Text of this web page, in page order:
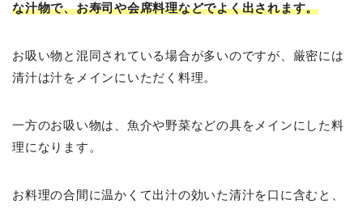
な汁物で、お寿司や会席料理などでよく出されます。
お吸い物と混同されている場合が多いのですが、厳密には
清汁は汁をメインにいただく料理。
一方のお吸い物は、魚介や野菜などの具をメインにした料
理になります。
お料理の合間に温かくて出汁の効いた清汁を口に含むと、